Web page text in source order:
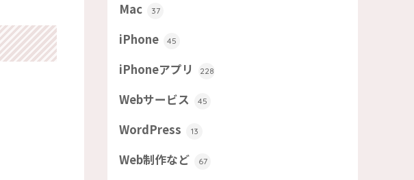
Mac 37
iPhone 45
iPhoneアプリ 228
Webサービス 45
WordPress 13
Web制作など 67